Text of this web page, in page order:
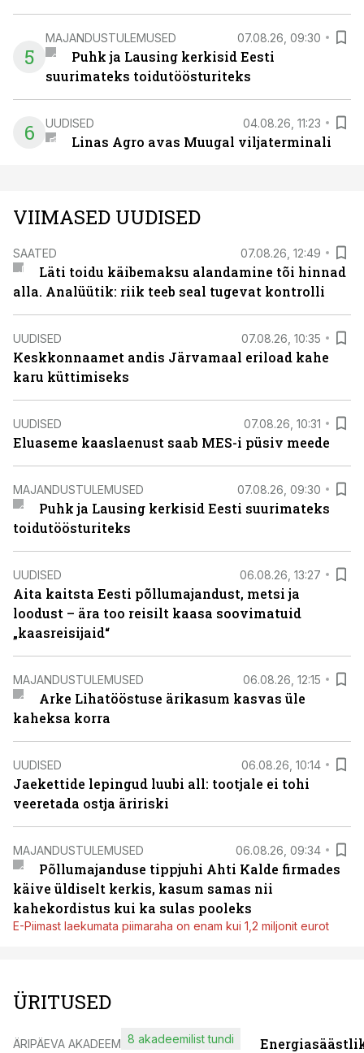
5
MAJANDUSTULEMUSED 07.08.26, 09:30
Puhk ja Lausing kerkisid Eesti
suurimateks toidutöösturiteks
6 UUDISED 04.08.26, 11:23
Linas Agro avas Muugal viljaterminali
VIIMASED UUDISED
SAATED 07.08.26, 12:49
Läti toidu käibemaksu alandamine tõi hinnad
alla. Analüütik: riik teeb seal tugevat kontrolli
UUDISED 07.08.26, 10:35
Keskkonnaamet andis Järvamaal eriload kahe
karu küttimiseks
UUDISED 07.08.26, 10:31
Eluaseme kaaslaenust saab MES-i püsiv meede
MAJANDUSTULEMUSED 07.08.26, 09:30
Puhk ja Lausing kerkisid Eesti suurimateks
toidutöösturiteks
UUDISED 06.08.26, 13:27
Aita kaitsta Eesti põllumajandust, metsi ja
loodust – ära too reisilt kaasa soovimatuid
„kaasreisijaid“
MAJANDUSTULEMUSED 06.08.26, 12:15
Arke Lihatööstuse ärikasum kasvas üle
kaheksa korra
UUDISED 06.08.26, 10:14
Jaekettide lepingud luubi all: tootjale ei tohi
veeretada ostja äririski
MAJANDUSTULEMUSED 06.08.26, 09:34
Põllumajanduse tippjuhi Ahti Kalde firmades
käive üldiselt kerkis, kasum samas nii
kahekordistus kui ka sulas pooleks
E-Piimast laekumata piimaraha on enam kui 1,2 miljonit eurot
ÜRITUSED
ÄRIPÄEVA AKADEEMIA8 akadeemilist tundi